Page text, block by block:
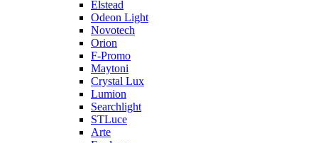
Elstead
Odeon Light
Novotech
Orion
F-Promo
Maytoni
Crystal Lux
Lumion
Searchlight
STLuce
Arte